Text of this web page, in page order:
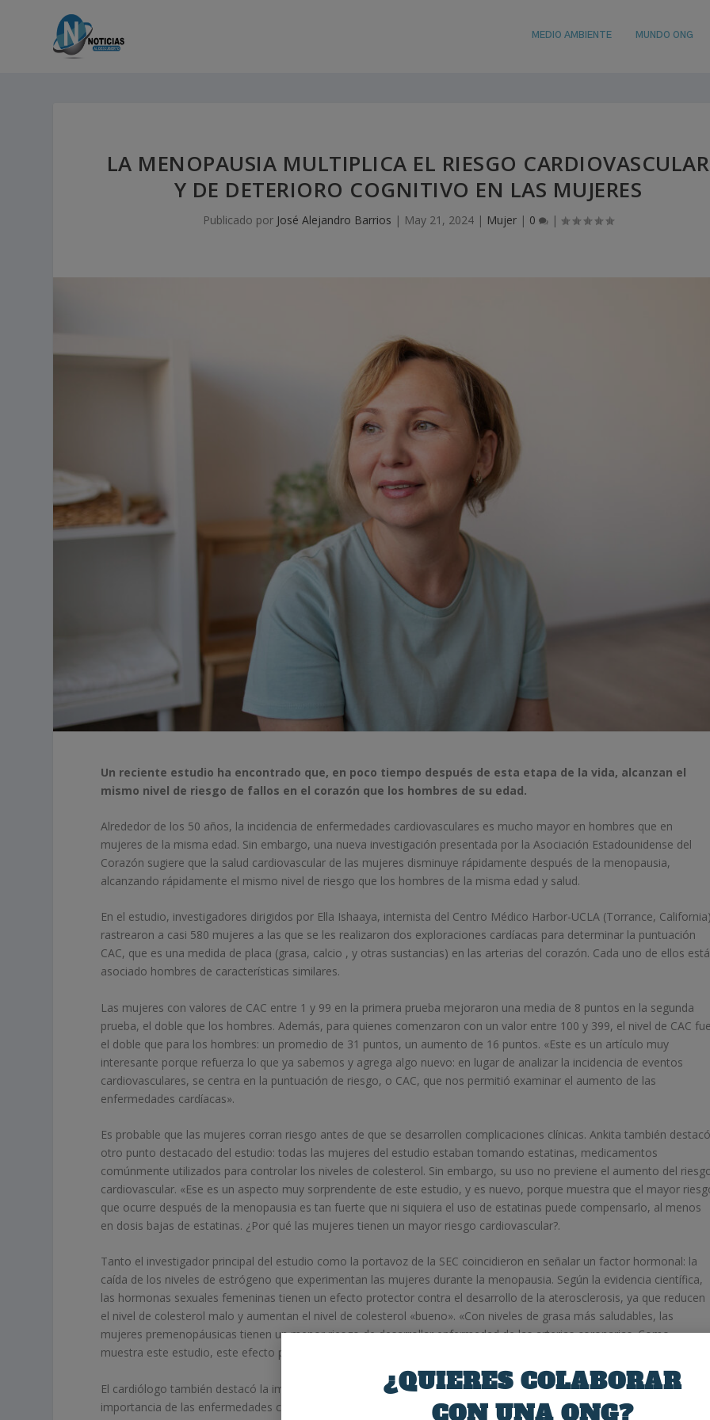
MEDIO AMBIENTE MUNDO ONG
LA MENOPAUSIA MULTIPLICA EL RIESGO CARDIOVASCULAR
Y DE DETERIORO COGNITIVO EN LAS MUJERES
Publicado por José Alejandro Barrios | May 21, 2024| Mujer| 0 |
Un reciente estudio ha encontrado que, en poco tiempo después de esta etapa de la vida, alcanzan el
mismo nivel de riesgo de fallos en el corazón que los hombres de su edad.
Alrededor de los 50 años, la incidencia de enfermedades cardiovasculares es mucho mayor en hombres que en
mujeres de la misma edad. Sin embargo, una nueva investigación presentada por la Asociación Estadounidense del
Corazón sugiere que la salud cardiovascular de las mujeres disminuye rápidamente después de la menopausia,
alcanzando rápidamente el mismo nivel de riesgo que los hombres de la misma edad y salud.
En el estudio, investigadores dirigidos por Ella Ishaaya, internista del Centro Médico Harbor-UCLA (Torrance,
rastrearon a casi 580 mujeres a las que se les realizaron dos exploraciones cardíacas para determinar la puntuación
CAC, que es una medida de placa (grasa, calcio , y otras sustancias) en las arterias del corazón. Cada uno de ellos está
asociado hombres de características similares.
Las mujeres con valores de CAC entre 1 y 99 en la primera prueba mejoraron una media de 8 puntos en la segunda
prueba, el doble que los hombres. Además, para quienes comenzaron con un valor entre 100 y 399, el nivel de CAC
el doble que para los hombres: un promedio de 31 puntos, un aumento de 16 puntos. «Este es un artículo muy
interesante porque refuerza lo que ya sabemos y agrega algo nuevo: en lugar de analizar la incidencia de eventos
cardiovasculares, se centra en la puntuación de riesgo, o CAC, que nos permitió examinar el aumento de las
enfermedades cardíacas».
Es probable que las mujeres corran riesgo antes de que se desarrollen complicaciones clínicas. Ankita también
otro punto destacado del estudio: todas las mujeres del estudio estaban tomando estatinas, medicamentos
comúnmente utilizados para controlar los niveles de colesterol. Sin embargo, su uso no previene el aumento del
cardiovascular. «Ese es un aspecto muy sorprendente de este estudio, y es nuevo, porque muestra que el mayor
que ocurre después de la menopausia es tan fuerte que ni siquiera el uso de estatinas puede compensarlo, al menos
en dosis bajas de estatinas. ¿Por qué las mujeres tienen un mayor riesgo cardiovascular?.
Tanto el investigador principal del estudio como la portavoz de la SEC coincidieron en señalar un factor hormonal: la
caída de los niveles de estrógeno que experimentan las mujeres durante la menopausia. Según la evidencia científica,
las hormonas sexuales femeninas tienen un efecto protector contra el desarrollo de la aterosclerosis, ya que reducen
el nivel de colesterol malo y aumentan el nivel de colesterol «bueno». «Con niveles de grasa más saludables, las
mujeres premenopáusicas tienen un menor riesgo de desarrollar enfermedad de las arterias coronarias. Como
muestra este estudio, este efecto protector desaparece después de la menopausia.
El cardiólogo también destacó la importancia de los resultados porque aún no se comprende bien esta relación y la
importancia de las enfermedades cardiovasculares y coronarias en las mujeres. «Desde el punto de vista médico, creo
¿QUIERES COLABORAR
CON UNA ONG?